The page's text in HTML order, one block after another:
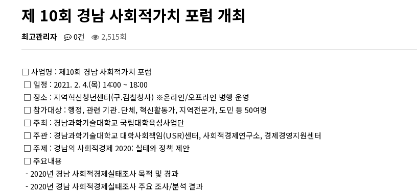
제 10회 경남 사회적가치 포럼 개최
최고관리자 0건 2,515회
□ 사업명 : 제10회 경남 사회적가치 포럼
□ 일정 : 2021. 2. 4.(목) 14:00 ~ 18:00
□ 장소 : 지역혁신청년센터(구.검찰청사) ※온라인/오프라인 병행 운영
□ 참가대상 : 행정, 관련 기관․단체, 혁신활동가, 지역전문가, 도민 등 50여명
□ 주최 : 경남과학기술대학교 국립대학육성사업단
□ 주관 : 경남과학기술대학교 대학사회책임(USR)센터, 사회적경제연구소, 경제경영지원센터
□ 주제 : 경남의 사회적경제 2020: 실태와 정책 제안
□ 주요내용
- 2020년 경남 사회적경제실태조사 목적 및 경과
- 2020년 경남 사회적경제실태조사 주요 조사/분석 결과